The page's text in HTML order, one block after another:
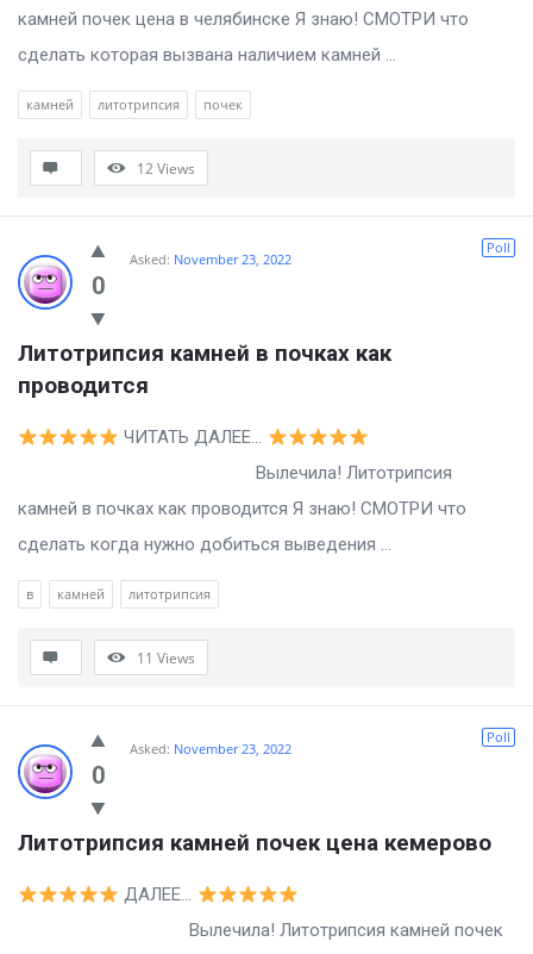
камней почек цена в челябинске Я знаю! СМОТРИ что
сделать которая вызвана наличием камней ...
камней литотрипсия почек
12Views
0
Poll
Asked: November 23, 2022
Литотрипсия камней в почках как
проводится
ЧИТАТЬ ДАЛЕЕ…
Вылечила! Литотрипсия
камней в почках как проводится Я знаю! СМОТРИ что
сделать когда нужно добиться выведения ...
в камней литотрипсия
11 Views
0
Poll
Asked: November 23, 2022
Литотрипсия камней почек цена кемерово
ДАЛЕЕ…
Вылечила! Литотрипсия камней почек